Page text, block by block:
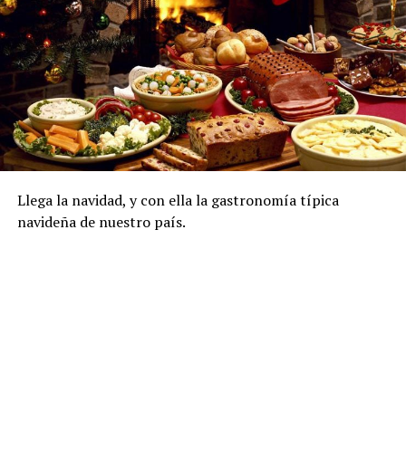
Llega la navidad, y con ella la gastronomía típica
navideña de nuestro país.